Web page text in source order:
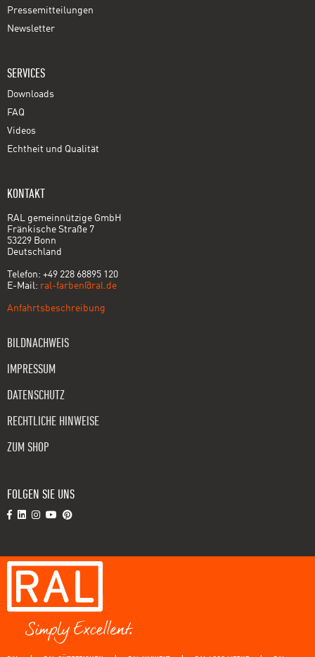
Pressemitteilungen
Newsletter
SERVICES
Downloads
FAQ
Videos
Echtheit und Qualität
KONTAKT
RAL gemeinnützige GmbH
Fränkische Straße 7
53229 Bonn
Deutschland
Telefon: +49 228 68895 120
E-Mail: ral-farben@ral.de
Anfahrtsbeschreibung
BILDNACHWEIS
IMPRESSUM
DATENSCHUTZ
RECHTLICHE HINWEISE
ZUM SHOP
FOLGEN SIE UNS